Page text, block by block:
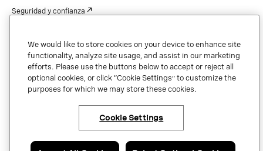
Copyright © 2026 Vonage. All rights reserved. VONAGE®, the V logo (
®),
and other Vonage marks are registered trademarks of Vonage or its affiliates
in the United States and other countries.
Seguridad y confianza
We would like to store cookies on your device to enhance site
functionality, analyze site usage, and assist in our marketing
efforts. Please use the buttons below to accept or reject all
optional cookies, or click “Cookie Settings” to customize the
purposes for which we may store these cookies.
Cookie Settings